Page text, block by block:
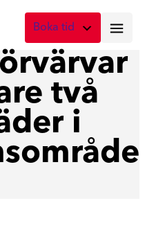
Boka tid
två
i